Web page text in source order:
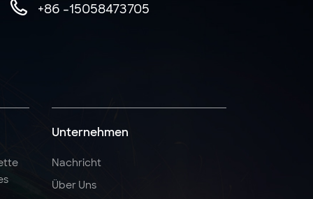
+86 -15058473705
Unternehmen
Nachricht
Über Uns